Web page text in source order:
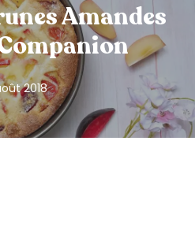
Amandes
2018